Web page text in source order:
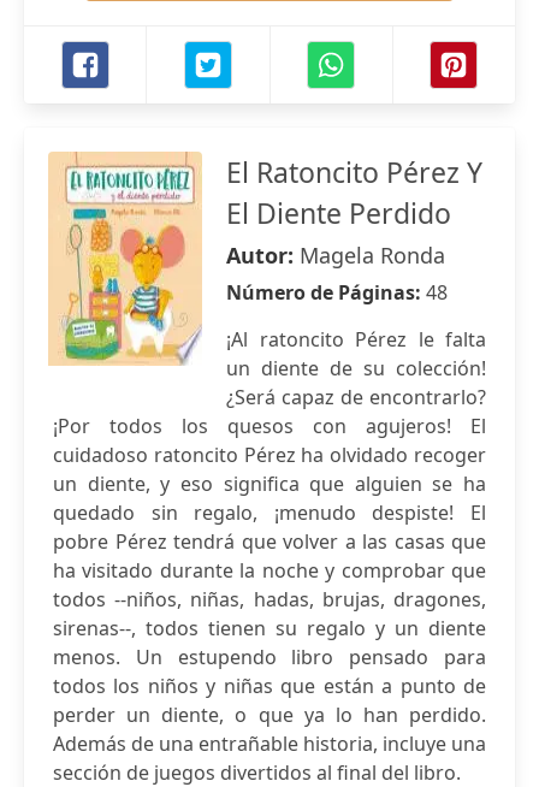
El Ratoncito Pérez Y
El Diente Perdido
Autor: Magela Ronda
Número de Páginas: 48
¡Al ratoncito Pérez le falta
un diente de su colección!
¿Será capaz de encontrarlo?
¡Por todos los quesos con agujeros! El
cuidadoso ratoncito Pérez ha olvidado recoger
un diente, y eso significa que alguien se ha
quedado sin regalo, ¡menudo despiste! El
pobre Pérez tendrá que volver a las casas que
ha visitado durante la noche y comprobar que
todos --niños, niñas, hadas, brujas, dragones,
sirenas--, todos tienen su regalo y un diente
menos. Un estupendo libro pensado para
todos los niños y niñas que están a punto de
perder un diente, o que ya lo han perdido.
Además de una entrañable historia, incluye una
sección de juegos divertidos al final del libro.